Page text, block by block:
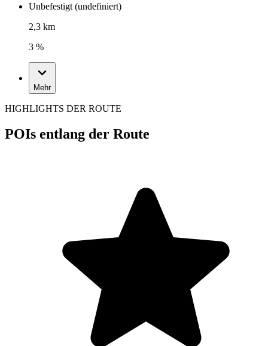
Unbefestigt (undefiniert)
2,3 km
3 %
Mehr
HIGHLIGHTS DER ROUTE
POIs entlang der Route